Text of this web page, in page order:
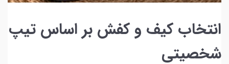
انتخاب کیف و کفش بر اساس تیپ
شخصیتی